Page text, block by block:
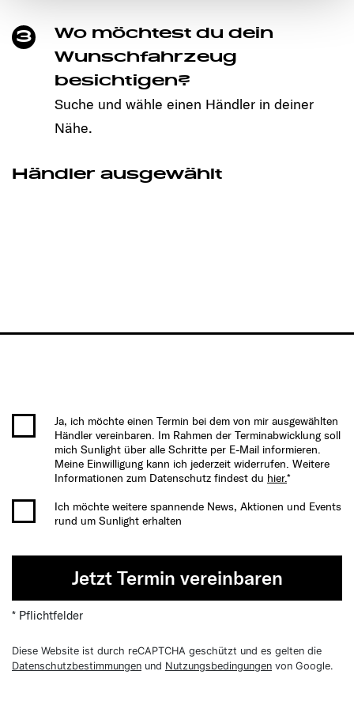
Ermöglichung der Seitennavigation erforderlich sind.
3
Wo möchtest du dein
Wunschfahrzeug
besichtigen?
Suche und wähle einen Händler in deiner
Nähe.
Händler ausgewählt
Ja, ich möchte einen Termin bei dem von mir ausgewählten
Händler vereinbaren. Im Rahmen der Terminabwicklung soll
mich Sunlight über alle Schritte per E-Mail informieren.
Meine Einwilligung kann ich jederzeit widerrufen. Weitere
Informationen zum Datenschutz findest du hier.*
Ich möchte weitere spannende News, Aktionen und Events
rund um Sunlight erhalten
Jetzt Termin vereinbaren
* Pflichtfelder
Diese Website ist durch reCAPTCHA geschützt und es gelten die
Datenschutzbestimmungen und Nutzungsbedingungen von Google.